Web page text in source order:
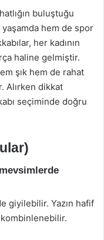
buluştuğu
hem de spor
her kadının
haline gelmiştir.
şık hem de rahat
Alırken dikkat
seçiminde doğru
giyilebilir. Yazın hafif
kombinlenebilir.